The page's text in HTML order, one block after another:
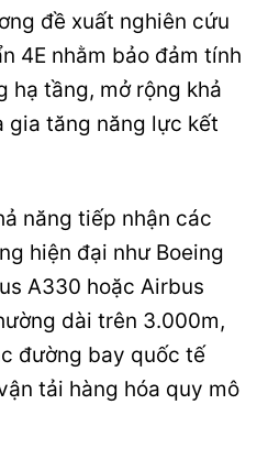
đề xuất nghiên cứu
4E nhằm bảo đảm tính
hạ tầng, mở rộng khả
gia tăng năng lực kết
năng tiếp nhận các
hiện đại như Boeing
A330 hoặc Airbus
dài trên 3.000m,
đường bay quốc tế
tải hàng hóa quy mô